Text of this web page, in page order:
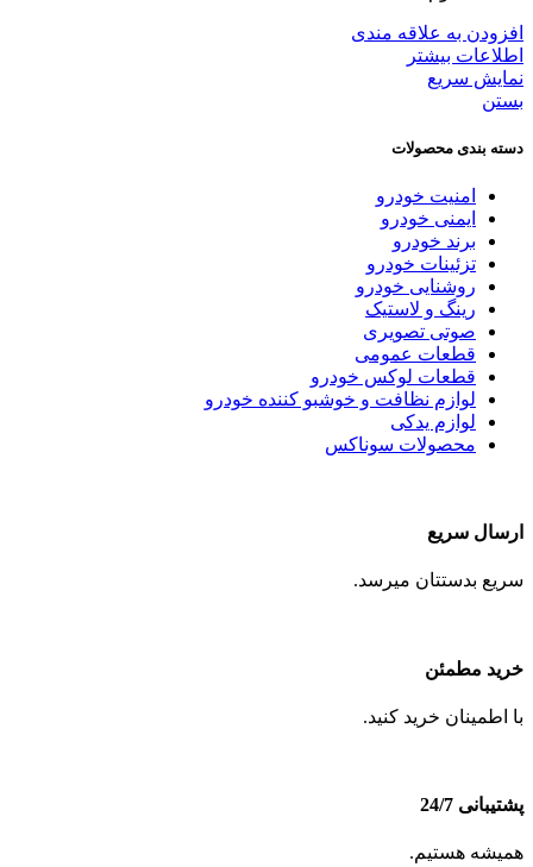
افزودن به علاقه مندی
اطلاعات بیشتر
نمایش سریع
بستن
دسته بندی محصولات
امنیت خودرو
ایمنی خودرو
برند خودرو
تزئینات خودرو
روشنایی خودرو
رینگ و لاستیک
صوتی تصویری
قطعات عمومی
قطعات لوکس خودرو
لوازم نظافت و خوشبو کننده خودرو
لوازم یدکی
محصولات سوناکس
ارسال سریع
سریع بدستتان میرسد.
خرید مطمئن
با اطمینان خرید کنید.
پشتیبانی 24/7
همیشه هستیم.